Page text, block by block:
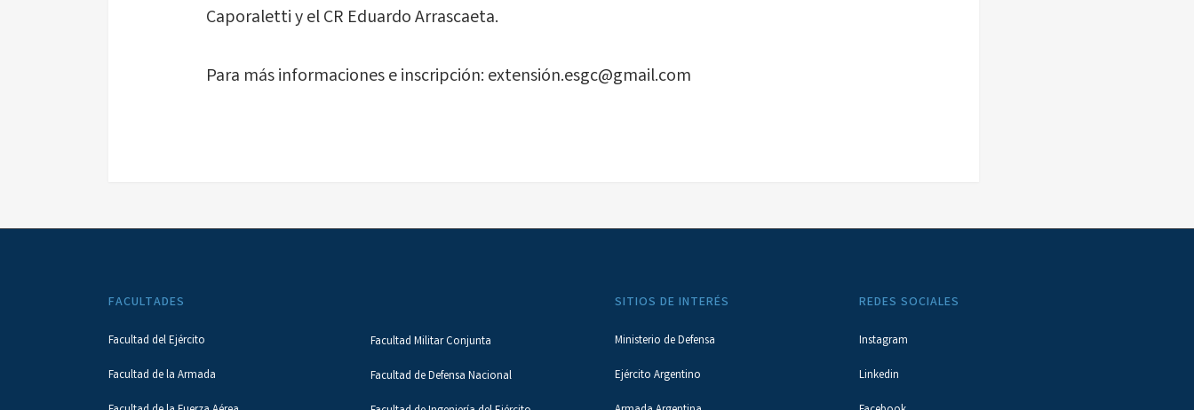
Caporaletti y el CR Eduardo Arrascaeta.
Para más informaciones e inscripción: extensión.esgc@gmail.com
FACULTADES
Facultad del Ejército
Facultad de la Armada
Facultad Militar Conjunta
Facultad de Defensa Nacional
SITIOS DE INTERÉS
Ministerio de Defensa
Ejército Argentino
REDES SOCIALES
Instagram
Linkedin